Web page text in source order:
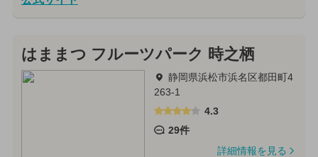
はままつ フルーツパーク 時之栖
静岡県浜松市浜名区都田町4
263-1
4.3
29件
詳細情報を見る